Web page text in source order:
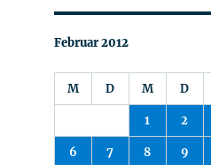
Februar 2012
M D M D
1 2
6 7 8 9